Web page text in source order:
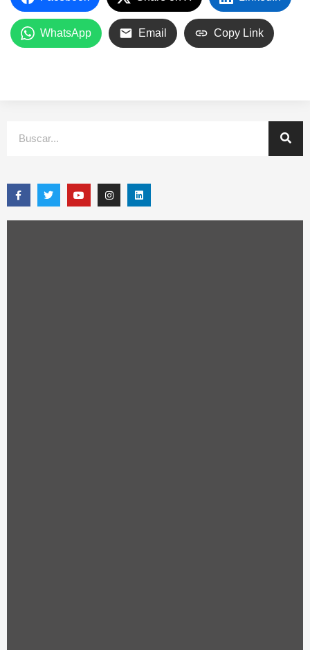
WhatsApp Email Copy Link